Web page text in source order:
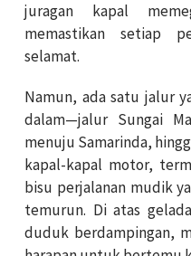
juragan kapal
memastikan setiap
selamat.
Namun, ada satu jalur
dalam—jalur Sungai
menuju Samarinda,
kapal-kapal motor,
bisu perjalanan mudik
temurun. Di atas
duduk berdampingan,